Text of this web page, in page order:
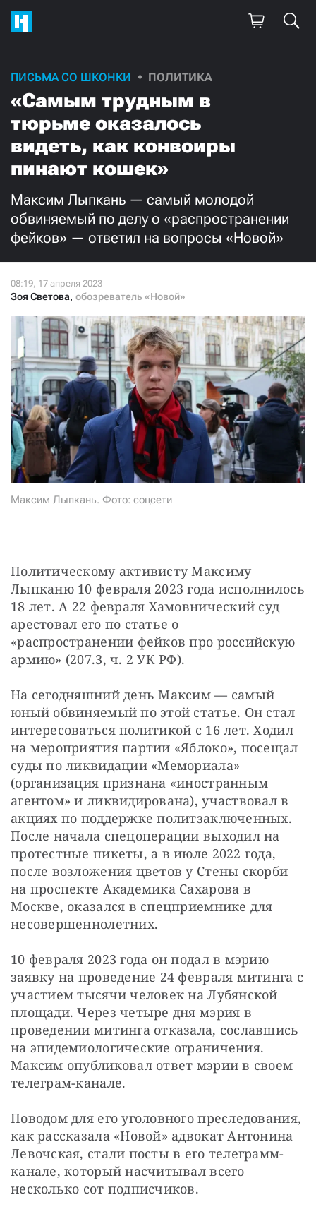
ПИСЬМА СО ШКОНКИ ПОЛИТИКА
«Самым трудным в
тюрьме оказалось
видеть, как конвоиры
пинают кошек»
Максим Лыпкань — самый молодой
обвиняемый по делу о «распространении
фейков» — ответил на вопросы «Новой»
Зоя Светова, обозреватель «Новой»
Максим Лыпкань. Фото: соцсети
Политическому активисту Максиму
Лыпканю 10 февраля 2023 года исполнилось
18 лет. А 22 февраля Хамовнический суд
арестовал его по статье о
«распространении фейков про российскую
армию» (207.3, ч. 2 УК РФ).
На сегодняшний день Максим — самый
юный обвиняемый по этой статье. Он стал
интересоваться политикой с 16 лет. Ходил
на мероприятия партии «Яблоко», посещал
суды по ликвидации «Мемориала»
(организация признана «иностранным
агентом» и ликвидирована), участвовал в
акциях по поддержке политзаключенных.
После начала спецоперации выходил на
протестные пикеты, а в июле 2022 года,
после возложения цветов у Стены скорби
на проспекте Академика Сахарова в
Москве, оказался в спецприемнике для
несовершеннолетних.
10 февраля 2023 года он подал в мэрию
заявку на проведение 24 февраля митинга с
участием тысячи человек на Лубянской
площади. Через четыре дня мэрия в
проведении митинга отказала, сославшись
на эпидемиологические ограничения.
Максим опубликовал ответ мэрии в своем
телеграм-канале.
Поводом для его уголовного преследования,
как рассказала «Новой» адвокат Антонина
Левочская, стали посты в его телеграмм-
канале, который насчитывал всего
несколько сот подписчиков.